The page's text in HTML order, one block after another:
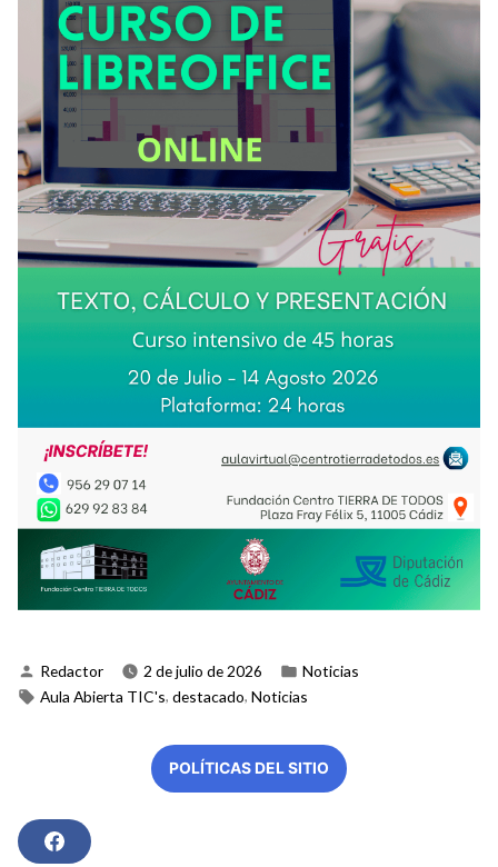
Publicado
por
Redactor 2 de julio de 2026
Publicado
en
Noticias
Etiquetas:
Aula Abierta TIC's, destacado, Noticias
POLÍTICAS DEL SITIO